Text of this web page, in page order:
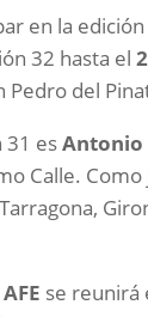
en la
32 hasta el
Pedro del
31 esAntonio
Calle.
se reunirá